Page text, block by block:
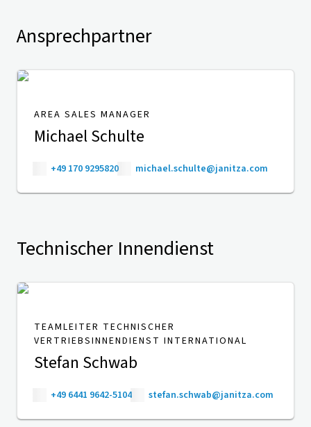
Ansprechpartner
AREA SALES MANAGER
Michael Schulte
+49 170 9295820 michael.schulte@janitza.com
Technischer Innendienst
TEAMLEITER TECHNISCHER
VERTRIEBSINNENDIENST INTERNATIONAL
Stefan Schwab
+49 6441 9642-5104 stefan.schwab@janitza.com